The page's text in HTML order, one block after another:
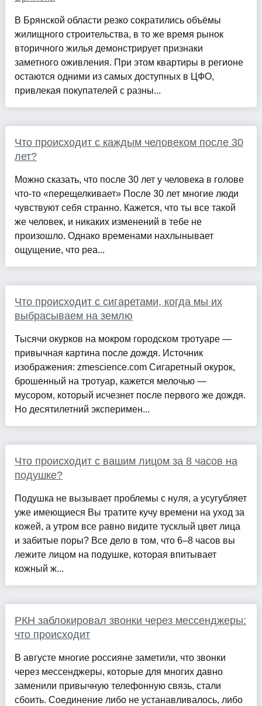
В Брянской области резко сократились объёмы
жилищного строительства, в то же время рынок
вторичного жилья демонстрирует признаки
заметного оживления. При этом квартиры в регионе
остаются одними из самых доступных в ЦФО,
привлекая покупателей с разны...
Что происходит с каждым человеком после 30
лет?
Можно сказать, что после 30 лет у человека в голове
что-то «перещелкивает» После 30 лет многие люди
чувствуют себя странно. Кажется, что ты все такой
же человек, и никаких изменений в тебе не
произошло. Однако временами нахлынывает
ощущение, что реа...
Что происходит с сигаретами, когда мы их
выбрасываем на землю
Тысячи окурков на мокром городском тротуаре —
привычная картина после дождя. Источник
изображения: zmescience.com Сигаретный окурок,
брошенный на тротуар, кажется мелочью —
мусором, который исчезнет после первого же дождя.
Но десятилетний эксперимен...
Что происходит с вашим лицом за 8 часов на
подушке?
Подушка не вызывает проблемы с нуля, а усугубляет
уже имеющиеся Вы тратите кучу времени на уход за
кожей, а утром все равно видите тусклый цвет лица
и забитые поры? Все дело в том, что 6–8 часов вы
лежите лицом на подушке, которая впитывает
кожный ж...
РКН заблокировал звонки через мессенджеры:
что происходит
В августе многие россияне заметили, что звонки
через мессенджеры, которые для многих давно
заменили привычную телефонную связь, стали
сбоить. Соединение либо не устанавливалось, либо